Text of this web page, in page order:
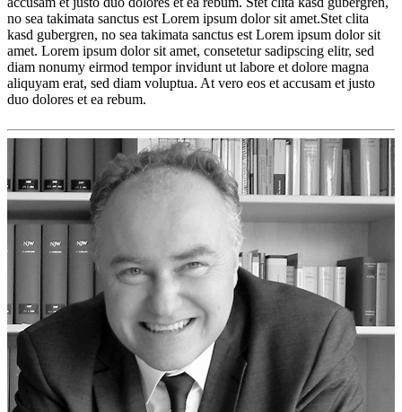
no sea takimata sanctus est Lorem ipsum dolor sit amet.Stet clita
kasd gubergren, no sea takimata sanctus est Lorem ipsum dolor sit
amet. Lorem ipsum dolor sit amet, consetetur sadipscing elitr, sed
diam nonumy eirmod tempor invidunt ut labore et dolore magna
aliquyam erat, sed diam voluptua. At vero eos et accusam et justo
duo dolores et ea rebum.